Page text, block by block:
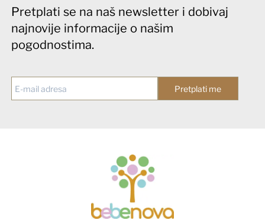
Pretplati se na naš newsletter i dobivaj
najnovije informacije o našim
pogodnostima.
Pretplati me